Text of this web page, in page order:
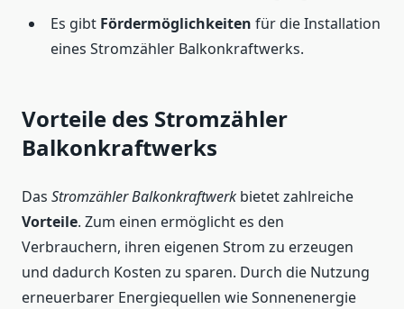
Es gibt Fördermöglichkeiten für die Installation
eines Stromzähler Balkonkraftwerks.
Vorteile des Stromzähler
Balkonkraftwerks
Das Stromzähler Balkonkraftwerk bietet zahlreiche
Vorteile. Zum einen ermöglicht es den
Verbrauchern, ihren eigenen Strom zu erzeugen
und dadurch Kosten zu sparen. Durch die Nutzung
erneuerbarer Energiequellen wie Sonnenenergie